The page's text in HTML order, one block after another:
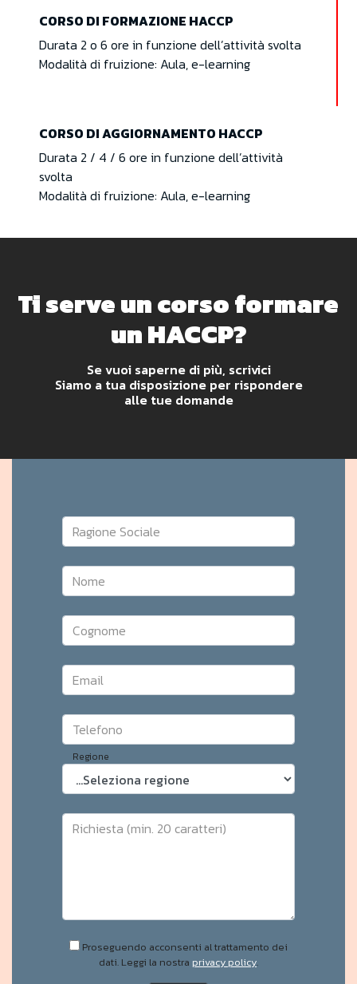
CORSO DI FORMAZIONE HACCP
Durata 2 o 6 ore in funzione dell’attività svolta
Modalità di fruizione: Aula, e-learning
CORSO DI AGGIORNAMENTO HACCP
Durata 2 / 4 / 6 ore in funzione dell’attività
svolta
Modalità di fruizione: Aula, e-learning
Ti serve un corso formare
un HACCP?
Se vuoi saperne di più, scrivici
Siamo a tua disposizione per rispondere
alle tue domande
Ragione Sociale
Nome
Cognome
Email
Telefono
Regione
Richiesta (min. 20 caratteri)
Proseguendo acconsenti al trattamento dei
dati. Leggi la nostra privacy policy.